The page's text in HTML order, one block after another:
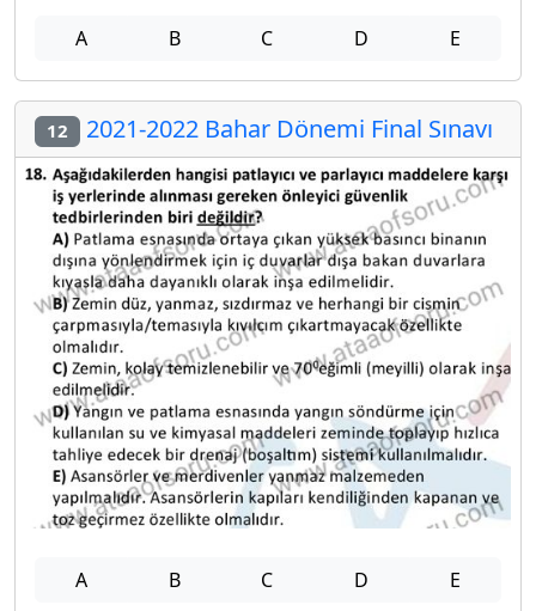
A B C D E
12 2021-2022 Bahar Dönemi Final Sınavı
A B C D E